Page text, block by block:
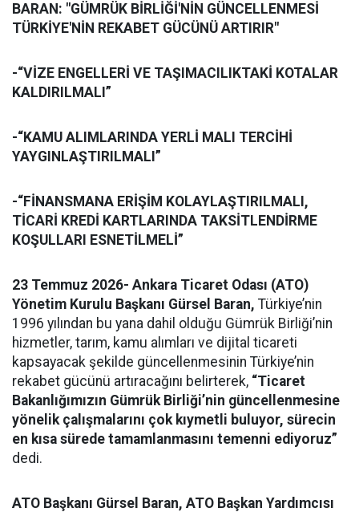
BARAN: "GÜMRÜK BİRLİĞİ'NİN GÜNCELLENMESİ
TÜRKİYE'NİN REKABET GÜCÜNÜ ARTIRIR"
-“VİZE ENGELLERİ VE TAŞIMACILIKTAKİ KOTALAR
KALDIRILMALI”
-“KAMU ALIMLARINDA YERLİ MALI TERCİHİ
YAYGINLAŞTIRILMALI”
-“FİNANSMANA ERİŞİM KOLAYLAŞTIRILMALI,
TİCARİ KREDİ KARTLARINDA TAKSİTLENDİRME
KOŞULLARI ESNETİLMELİ”
23 Temmuz 2026- Ankara Ticaret Odası (ATO)
Yönetim Kurulu Başkanı Gürsel Baran, Türkiye’nin
1996 yılından bu yana dahil olduğu Gümrük Birliği’nin
hizmetler, tarım, kamu alımları ve dijital ticareti
kapsayacak şekilde güncellenmesinin Türkiye’nin
rekabet gücünü artıracağını belirterek, “Ticaret
Bakanlığımızın Gümrük Birliği’nin güncellenmesine
yönelik çalışmalarını çok kıymetli buluyor, sürecin
en kısa sürede tamamlanmasını temenni ediyoruz”
dedi.
ATO Başkanı Gürsel Baran, ATO Başkan Yardımcısı